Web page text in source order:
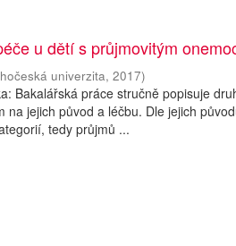
u dětí s průjmovitým
univerzita,2017)
Bakalářská práce stručně popisuje
na jejich původ a léčbu. Dle jejich
tedy průjmů ...